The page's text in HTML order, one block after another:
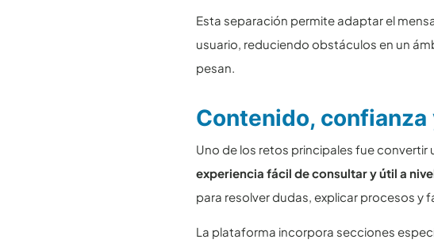
Esta separación permite adaptar el
usuario, reduciendo obstáculos en un
pesan.
Contenido,
Uno de los retos principales fue
experiencia fácil de consultar y útil a
para resolver dudas, explicar procesos y
La plataforma incorpora secciones